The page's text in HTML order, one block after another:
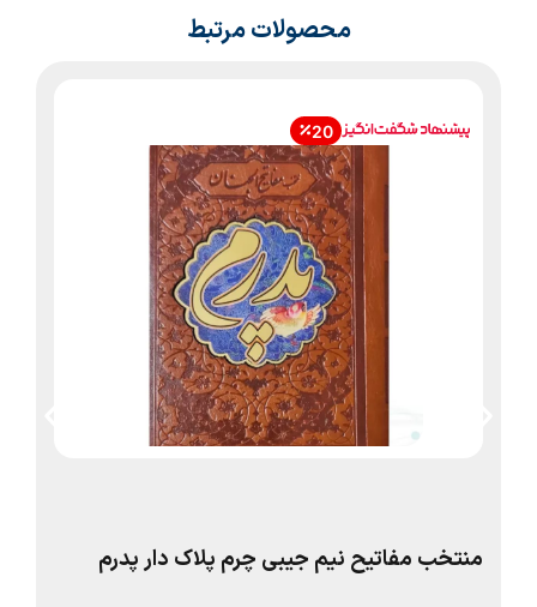
محصولات مرتبط
20
منتخب مفاتیح نیم جیبی چرم پلاک دار پدرم